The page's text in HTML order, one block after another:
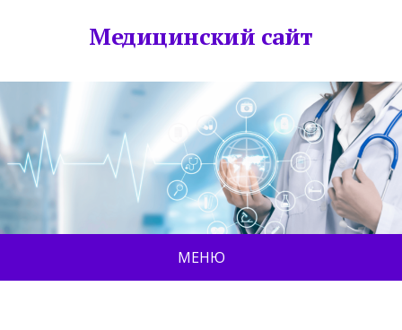
Медицинский сайт
МЕНЮ